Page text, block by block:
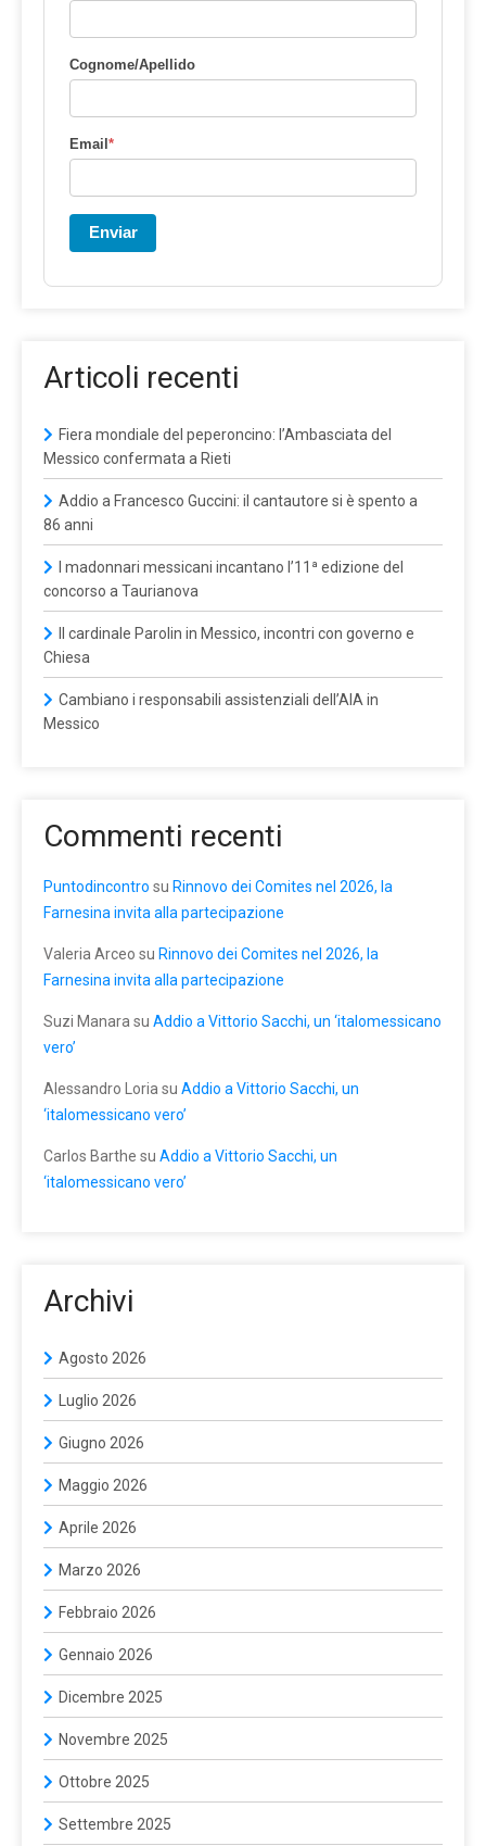
Cognome/Apellido
Email*
Enviar
Articoli recenti
Fiera mondiale del peperoncino: l’Ambasciata del
Messico confermata a Rieti
Addio a Francesco Guccini: il cantautore si è spento a
86 anni
I madonnari messicani incantano l’11ª edizione del
concorso a Taurianova
Il cardinale Parolin in Messico, incontri con governo e
Chiesa
Cambiano i responsabili assistenziali dell’AIA in
Messico
Commenti recenti
Puntodincontro su Rinnovo dei Comites nel 2026, la
Farnesina invita alla partecipazione
Valeria Arceo su Rinnovo dei Comites nel 2026, la
Farnesina invita alla partecipazione
Suzi Manara su Addio a Vittorio Sacchi, un ‘italomessicano
vero’
Alessandro Loria su Addio a Vittorio Sacchi, un
‘italomessicano vero’
Carlos Barthe su Addio a Vittorio Sacchi, un
‘italomessicano vero’
Archivi
Agosto 2026
Luglio 2026
Giugno 2026
Maggio 2026
Aprile 2026
Marzo 2026
Febbraio 2026
Gennaio 2026
Dicembre 2025
Novembre 2025
Ottobre 2025
Settembre 2025